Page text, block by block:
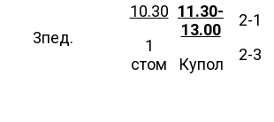
3пед.
10.30
1
стом
11.30-
13.00
Купол
2-1
2-3